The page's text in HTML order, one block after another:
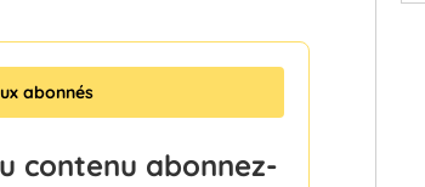
abonnés
contenu abonnez-